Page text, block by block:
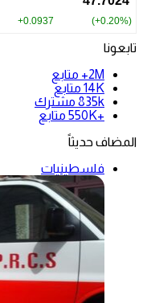
تابعونا
2M+
متابع
14K متابع
835k مشترك
+550K
متابع
المضاف حديثاً
فلسطينيات